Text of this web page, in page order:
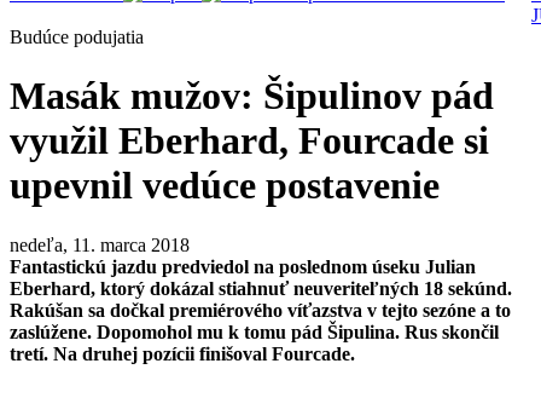
Budúce podujatia
Masák mužov: Šipulinov pád
využil Eberhard, Fourcade si
upevnil vedúce postavenie
nedeľa, 11. marca 2018
Fantastickú jazdu predviedol na poslednom úseku Julian
Eberhard, ktorý dokázal stiahnuť neuveriteľných 18 sekúnd.
Rakúšan sa dočkal premiérového víťazstva v tejto sezóne a to
zaslúžene. Dopomohol mu k tomu pád Šipulina. Rus skončil
tretí. Na druhej pozícii finišoval Fourcade.